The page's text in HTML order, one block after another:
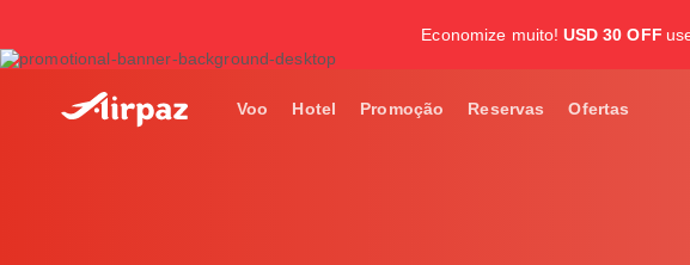
Economize muito! USD 30 OFF
Voo Hotel Promoção Reservas Ofertas